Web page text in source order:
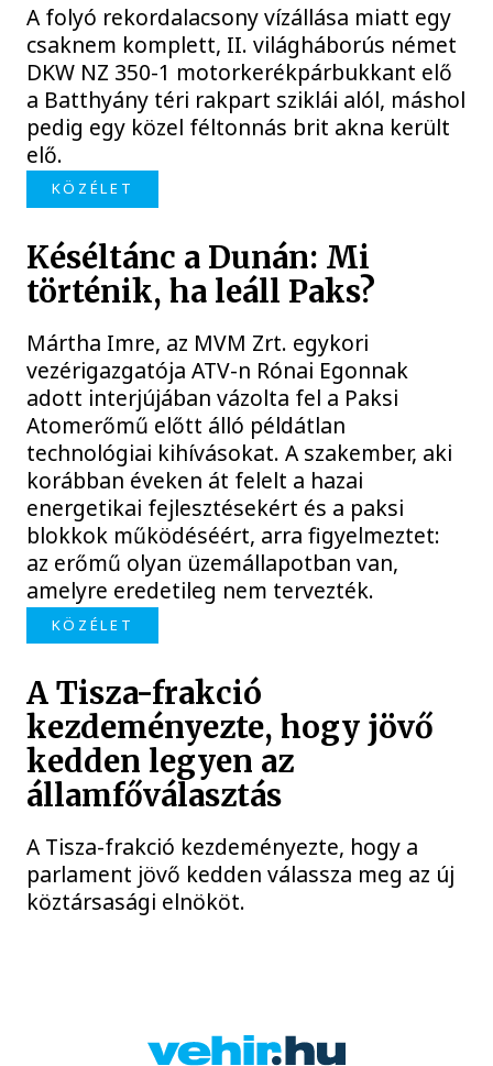
A folyó rekordalacsony vízállása miatt egy
csaknem komplett, II. világháborús német
DKW NZ 350-1 motorkerékpárbukkant elő
a Batthyány téri rakpart sziklái alól, máshol
pedig egy közel féltonnás brit akna került
elő.
KÖZÉLET
Késéltánc a Dunán: Mi
történik, ha leáll Paks?
Mártha Imre, az MVM Zrt. egykori
vezérigazgatója ATV-n Rónai Egonnak
adott interjújában vázolta fel a Paksi
Atomerőmű előtt álló példátlan
technológiai kihívásokat. A szakember, aki
korábban éveken át felelt a hazai
energetikai fejlesztésekért és a paksi
blokkok működéséért, arra figyelmeztet:
az erőmű olyan üzemállapotban van,
amelyre eredetileg nem tervezték.
KÖZÉLET
A Tisza-frakció
kezdeményezte, hogy jövő
kedden legyen az
államfőválasztás
A Tisza-frakció kezdeményezte, hogy a
parlament jövő kedden válassza meg az új
köztársasági elnököt.